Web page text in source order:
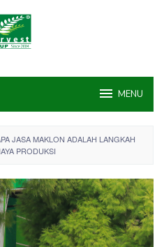
MENU
JASA MAKLON ADALAH LANGKAH
PRODUKSI